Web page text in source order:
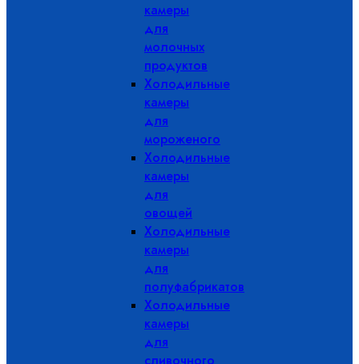
камеры
для
молочных
продуктов
Холодильные
камеры
для
мороженого
Холодильные
камеры
для
овощей
Холодильные
камеры
для
полуфабрикатов
Холодильные
камеры
для